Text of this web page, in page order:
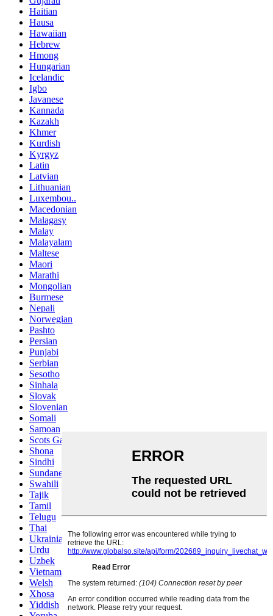
Haitian
Hausa
Hawaiian
Hebrew
Hmong
Hungarian
Icelandic
Igbo
Javanese
Kannada
Kazakh
Khmer
Kurdish
Kyrgyz
Latin
Latvian
Lithuanian
Luxembou..
Macedonian
Malagasy
Malay
Malayalam
Maltese
Maori
Marathi
Mongolian
Burmese
Nepali
Norwegian
Pashto
Persian
Punjabi
Serbian
Sesotho
Sinhala
Slovak
Slovenian
Somali
Samoan
Scots Gaelic
Shona
Sindhi
Sundanese
Swahili
Tajik
Tamil
Telugu
Thai
Ukrainian
Urdu
Uzbek
Vietnamese
Welsh
Xhosa
Yiddish